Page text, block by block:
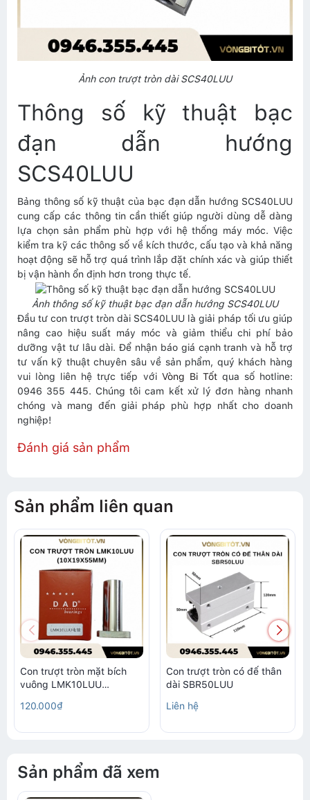
Ảnh con trượt tròn dài SCS40LUU
Thông số kỹ thuật bạc
đạn dẫn hướng
SCS40LUU
Bảng thông số kỹ thuật của bạc đạn dẫn hướng SCS40LUU
cung cấp các thông tin cần thiết giúp người dùng dễ dàng
lựa chọn sản phẩm phù hợp với hệ thống máy móc. Việc
kiểm tra kỹ các thông số về kích thước, cấu tạo và khả năng
hoạt động sẽ hỗ trợ quá trình lắp đặt chính xác và giúp thiết
bị vận hành ổn định hơn trong thực tế.
Ảnh thông số kỹ thuật bạc đạn dẫn hướng SCS40LUU
Đầu tư con trượt tròn dài SCS40LUU là giải pháp tối ưu giúp
nâng cao hiệu suất máy móc và giảm thiểu chi phí bảo
dưỡng vật tư lâu dài. Để nhận báo giá cạnh tranh và hỗ trợ
tư vấn kỹ thuật chuyên sâu về sản phẩm, quý khách hàng
vui lòng liên hệ trực tiếp với Vòng Bi Tốtqua số hotline:
0946 355 445. Chúng tôi cam kết xử lý đơn hàng nhanh
chóng và mang đến giải pháp phù hợp nhất cho doanh
nghiệp!
Đánh giá sản phẩm
Sản phẩm liên quan
Con trượt tròn mặt bích
vuông LMK10LUU
120.000₫
Con trượt tròn có đế thân
dài SBR50LUU
Liên hệ
Sản phẩm đã xem